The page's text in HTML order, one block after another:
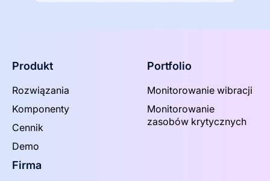
Produkt
Rozwiązania
Komponenty
Cennik
Demo
Portfolio
Monitorowanie wibracji
Monitorowanie
zasobów krytycznych
Firma